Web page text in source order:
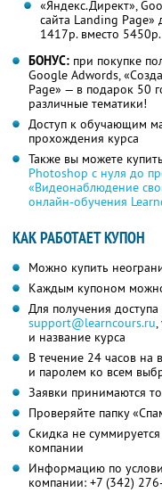
«Яндекс.Директ»,
сайта Landing Page»
1417р. вместо
БОНУС: при покупке
Google Adwords,
Page» — в подарок 50
различные тематики!
Доступ к обучающим
прохождения курса
Также вы можете
Photoshop с нуля до
«Видеонаблюдение
онлайн-обучения
КАК РАБОТАЕТ КУПОН
Можно купить
Каждым купоном
Для получения доступа
support@learncours.ru,
и название курса
В течение 24 часов на
и паролем ко всем
Заявки принимаются
Проверяйте папку
Скидка не
компании
Информацию по
компании: +7 (342)